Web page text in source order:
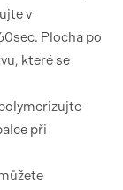
v
Plocha po
které se
při